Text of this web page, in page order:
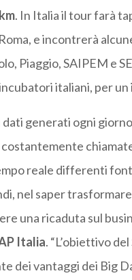
. In Italia il tour farà
e incontrerà
Piaggio, SAIPEM e
italiani, per
dati generati ogni
costantemente
reale differenti
nel saper
una ricaduta sul
Italia. “L’obiettivo
dei vantaggi dei Big